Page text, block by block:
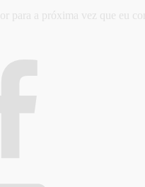
para a próxima vez que eu